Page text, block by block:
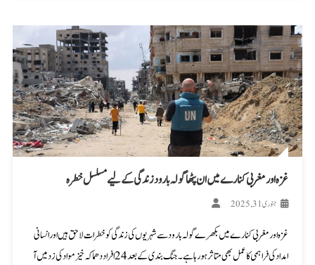
غزہ اور مغربی کنارے میں ان پٹھا گولہ بارود زندگی کے لیے مسلسل خطرہ
جنوری 31, 2025
غزہ اور مغربی کنارے میں بکھرے گولہ بارود سے شہریوں کی زندگی کو خطرات لاحق ہیں اور انسانی
امداد کی فراہمی کا عمل بھی متاثر ہو رہا ہے۔ جنگ بندی کے بعد 24 افراد دھماکہ خیز مواد کی زد میں آ